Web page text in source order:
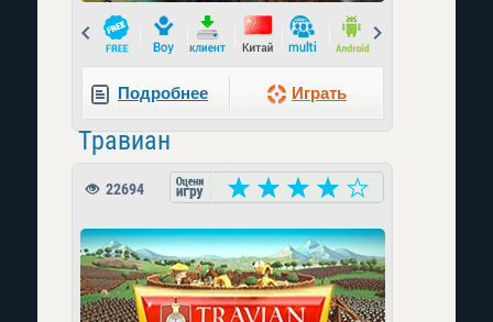
Prev
Подробнее Играть
Травиан
22694